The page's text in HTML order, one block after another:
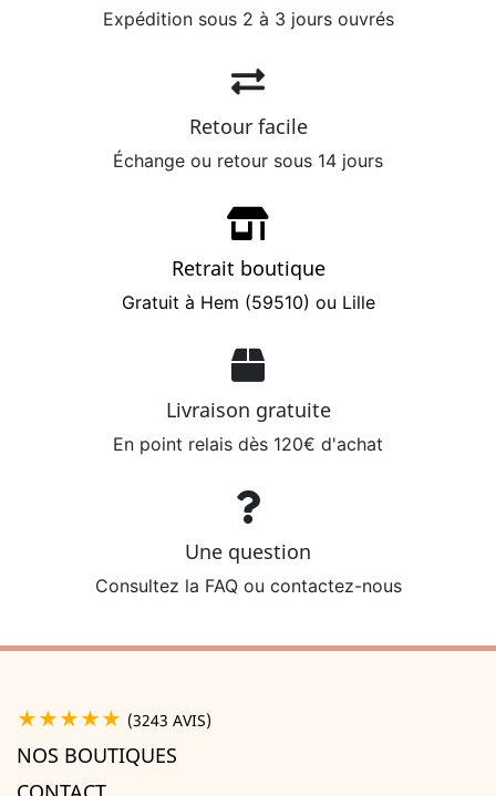
Expédition sous 2 à 3 jours ouvrés
Retour facile
Échange ou retour sous 14 jours
Retrait boutique
Gratuit à Hem (59510) ou Lille
Livraison gratuite
En point relais dès 120€ d'achat
Une question
Consultez la FAQ ou contactez-nous
★★★★★ (3243 AVIS)
NOS BOUTIQUES